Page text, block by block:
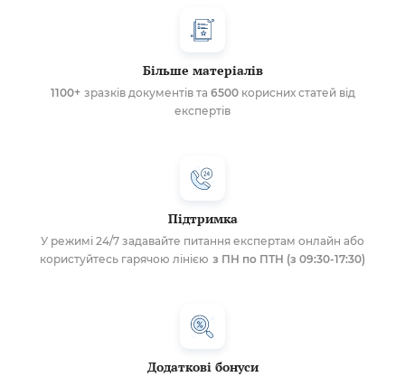
Більше матеріалів
1100+ зразків документів та 6500корисних статей від
експертів
Підтримка
У режимі 24/7 задавайте питання експертам онлайн або
користуйтесь гарячою лінією з ПН по ПТН (з 09:30-17:30)
Додаткові бонуси